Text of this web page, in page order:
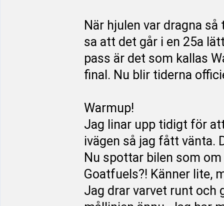
När hjulen var dragna
sa att det går i en 25a
pass är det som kallas
final. Nu blir tiderna
Warmup!
Jag linar upp tidigt för
ivägen så jag fått vänta.
Nu spottar bilen som
Goatfuels?! Känner lite,
Jag drar varvet runt och